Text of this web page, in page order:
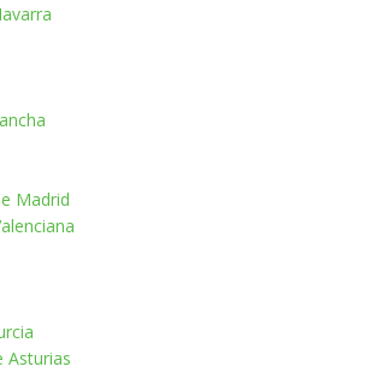
Madrid
Asturias